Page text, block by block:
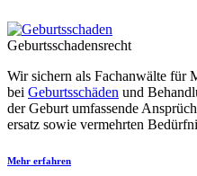
Geburtsschadensrecht
Wir sichern als Fachanwälte für
bei Geburtsschäden und
der Geburt umfassende
ersatz sowie vermehrten
Mehr erfahren